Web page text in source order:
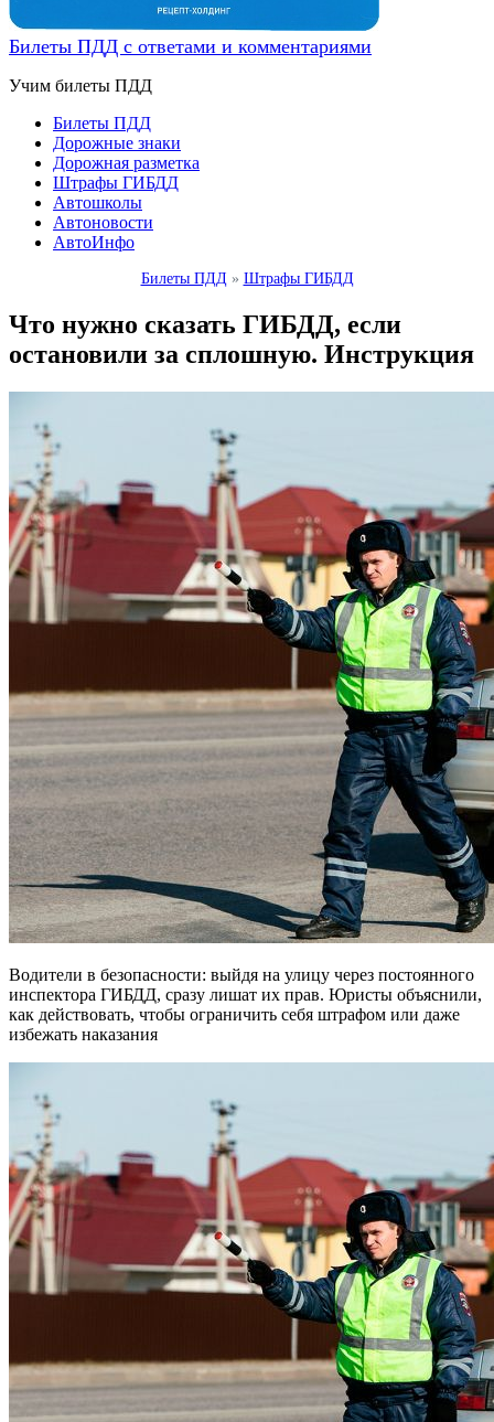
Билеты ПДД с ответами и комментариями
Учим билеты ПДД
Билеты ПДД
Дорожные знаки
Дорожная разметка
Штрафы ГИБДД
Автошколы
Автоновости
АвтоИнфо
Билеты ПДД » Штрафы ГИБДД
Что нужно сказать ГИБДД, если
остановили за сплошную. Инструкция
Водители в безопасности: выйдя на улицу через постоянного
инспектора ГИБДД, сразу лишат их прав. Юристы объяснили,
как действовать, чтобы ограничить себя штрафом или даже
избежать наказания